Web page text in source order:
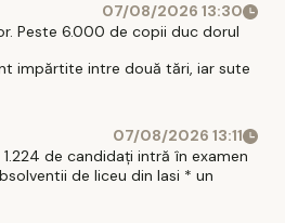
07/08/2026 13:30
Peste 6.000 de copii duc dorul
impărtite intre două tări, iar sute
07/08/2026 13:11
de candidați intră în examen
de liceu din Iasi * un